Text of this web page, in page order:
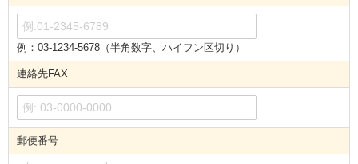
例：03-1234-5678（半角数字、ハイフン区切り）
連絡先FAX
郵便番号